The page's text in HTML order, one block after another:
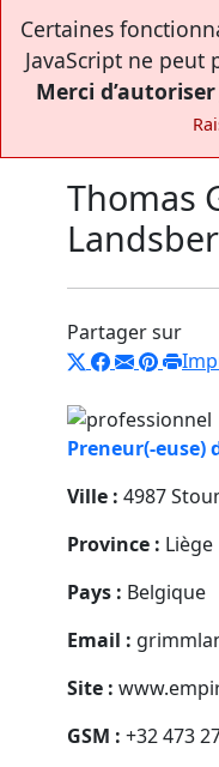
Certaines
JavaScript ne
Merci
Thomas
Partager sur
Preneur(-euse)
Ville : 4987
Province : Liège
Pays : Belgique
Email :
Site :
GSM : +32 473